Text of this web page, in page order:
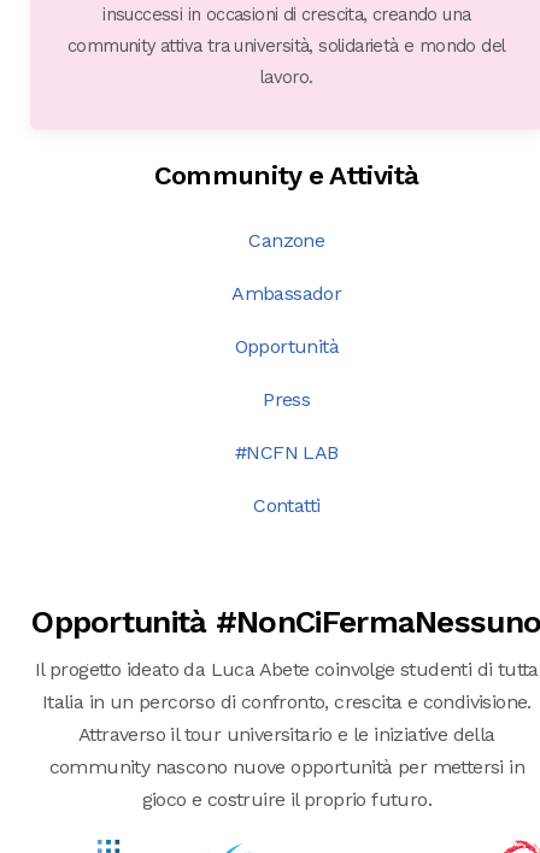
insuccessi in occasioni di crescita, creando una
community attiva tra università, solidarietà e mondo del
lavoro.
Community e Attività
Canzone
Ambassador
Opportunità
Press
#NCFN LAB
Contatti
Opportunità
Il progetto ideato da Luca Abete coinvolge studenti di tutta
Italia in un percorso di confronto, crescita e condivisione.
Attraverso il tour universitario e le iniziative della
community nascono nuove opportunità per mettersi in
gioco e costruire il proprio futuro.